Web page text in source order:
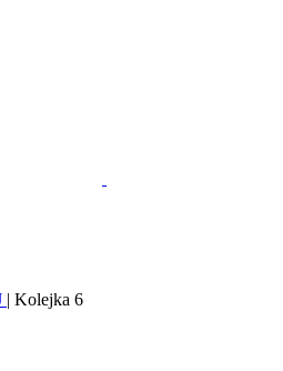
| Kolejka 6